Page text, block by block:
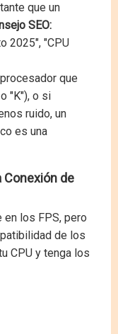
que un
SEO:
2025", "CPU
que
"K"), o si
ruido, un
es una
Conexión de
en los FPS, pero
de los
CPU y tenga los